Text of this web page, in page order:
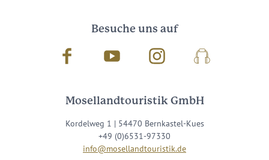
Besuche uns auf
Facebook Youtube InstagramPodcast
Mosellandtouristik GmbH
Kordelweg 1 | 54470 Bernkastel-Kues
+49 (0)6531-97330
info@mosellandtouristik.de